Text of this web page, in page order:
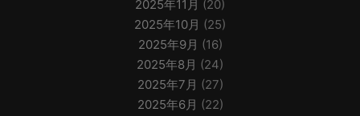
2025年11月 (20)
2025年10月 (25)
2025年9月 (16)
2025年8月 (24)
2025年7月 (27)
2025年6月 (22)